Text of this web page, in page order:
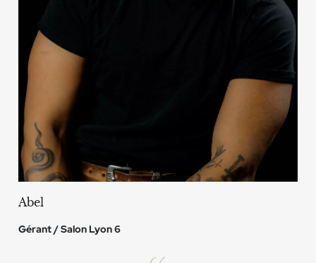
Abel
Gérant / Salon Lyon 6